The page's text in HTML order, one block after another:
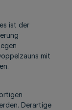
ist der
mit
Derartige